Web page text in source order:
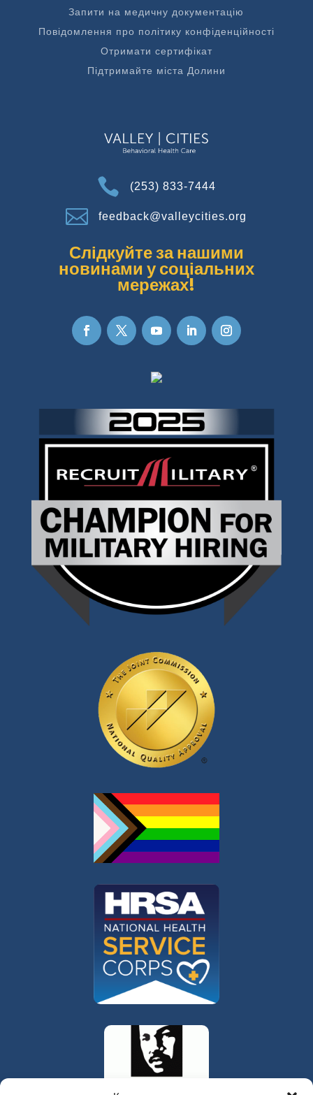
Запити на медичну документацію
Повідомлення про політику конфіденційності
Отримати сертифікат
Підтримайте міста Долини
 (253) 833-7444
 feedback@valleycities.org
Слідкуйте за нашими
новинами у соціальних
мережах!